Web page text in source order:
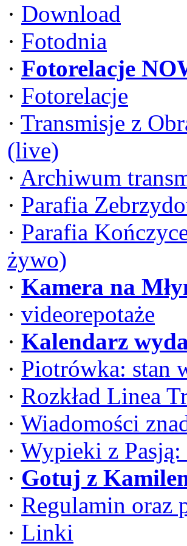
· Download
· Fotodnia
· Fotorelacje
· Fotorelacje
· Transmisje z
(live)
· Archiwum
· Parafia
· Parafia
żywo)
· Kamera na
· videorepotaże
· Kalendarz
· Piotrówka: stan
· Rozkład Linea
· Wiadomości
· Wypieki z
· Gotuj z
· Regulamin oraz
· Linki